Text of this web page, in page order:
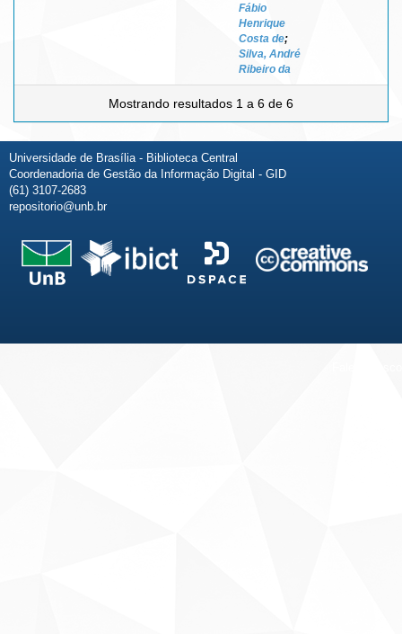
Fábio
Henrique
Costa de;
Silva, André
Ribeiro da
Mostrando resultados 1 a 6 de 6
Universidade de Brasília - Biblioteca Central
Coordenadoria de Gestão da Informação Digital - GID
(61) 3107-2683
repositorio@unb.br